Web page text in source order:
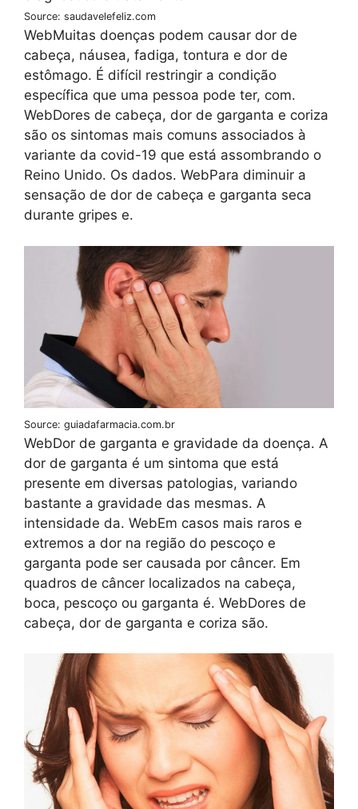
Source: saudavelefeliz.com
WebMuitas doenças podem causar dor de
cabeça, náusea, fadiga, tontura e dor de
estômago. É difícil restringir a condição
específica que uma pessoa pode ter, com.
WebDores de cabeça, dor de garganta e coriza
são os sintomas mais comuns associados à
variante da covid-19 que está assombrando o
Reino Unido. Os dados. WebPara diminuir a
sensação de dor de cabeça e garganta seca
durante gripes e.
Source: guiadafarmacia.com.br
WebDor de garganta e gravidade da doença. A
dor de garganta é um sintoma que está
presente em diversas patologias, variando
bastante a gravidade das mesmas. A
intensidade da. WebEm casos mais raros e
extremos a dor na região do pescoço e
garganta pode ser causada por câncer. Em
quadros de câncer localizados na cabeça,
boca, pescoço ou garganta é. WebDores de
cabeça, dor de garganta e coriza são.